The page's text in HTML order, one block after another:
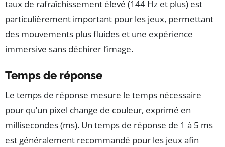
taux de rafraîchissement élevé (144 Hz et plus) est
particulièrement important pour les jeux, permettant
des mouvements plus fluides et une expérience
immersive sans déchirer l’image.
Temps de réponse
Le temps de réponse mesure le temps nécessaire
pour qu’un pixel change de couleur, exprimé en
millisecondes (ms). Un temps de réponse de 1 à 5 ms
est généralement recommandé pour les jeux afin